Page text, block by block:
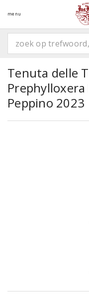
menu
Tenuta delle
Prephylloxera
Peppino 2023